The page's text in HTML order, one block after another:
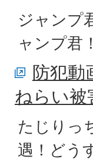
ジャンプ
ャンプ君！
防犯動
ねらい被
たじりっ
遇！どう